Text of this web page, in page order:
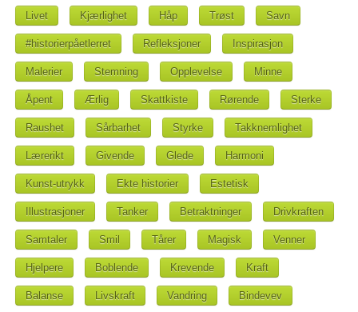
Livet Kjærlighet Håp Trøst Savn
#historierpåetlerret Refleksjoner Inspirasjon
Malerier Stemning Opplevelse Minne
Åpent Ærlig Skattkiste Rørende Sterke
Raushet Sårbarhet Styrke Takknemlighet
Lærerikt Givende Glede Harmoni
Kunst-utrykk Ekte historier Estetisk
Illustrasjoner Tanker Betraktninger Drivkraften
Samtaler Smil Tårer Magisk Venner
Hjelpere Boblende Krevende Kraft
Balanse Livskraft Vandring Bindevev